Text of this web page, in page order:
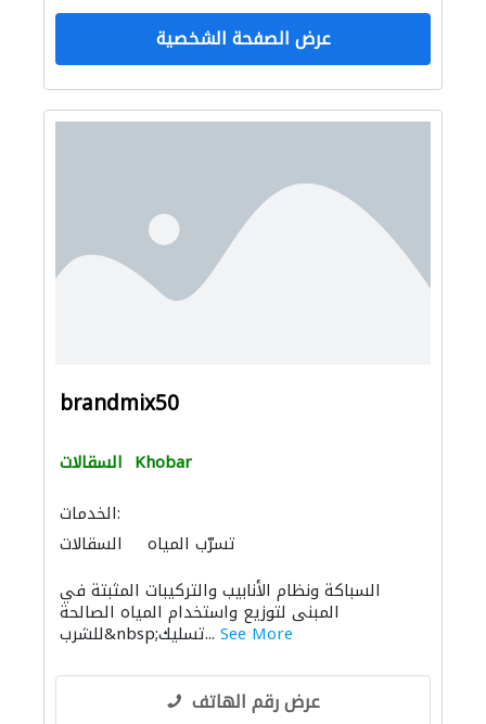
عرض الصفحة الشخصية
brandmix50
السقالات Khobar
الخدمات:
السقالات
تسرّب المياه
نظام الصرف الصحي
السباكة ونظام الأنابيب والتركيبات المثبتة في
المبنى لتوزيع واستخدام المياه الصالحة
للشرب&nbsp;تسليك... See More
عرض رقم الهاتف